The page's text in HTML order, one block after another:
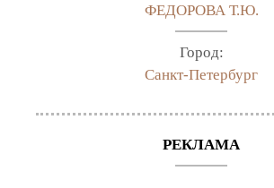
ФЕДОРОВА Т.Ю.
Город:
Санкт-Петербург
РЕКЛАМА